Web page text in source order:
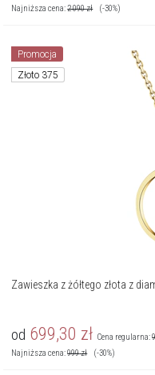
Najniższa cena:2 090zł (-30%)
Promocja
Złoto 375
Zawieszka z żółtego złota z
od 699,30 zł Cena regularna:
Najniższa cena:999zł (-30%)